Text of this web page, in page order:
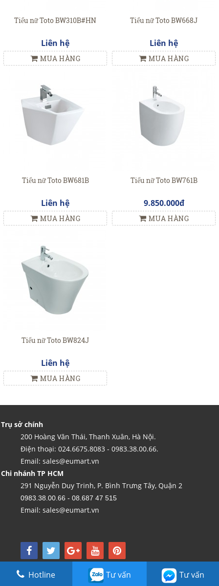
Tiểu nữ Toto BW310B#HN
Liên hệ
MUA HÀNG
Tiểu nữ Toto BW668J
Liên hệ
MUA HÀNG
Tiểu nữ Toto BW681B
Liên hệ
MUA HÀNG
Tiểu nữ Toto BW761B
9.850.000đ
MUA HÀNG
Tiểu nữ Toto BW824J
Liên hệ
MUA HÀNG
Trụ sở chính
200 Hoàng Văn Thái, Thanh Xuân, Hà Nội.
Điện thoại: 024.6675.8083 - 0983.38.00.66.
Email: sales@eumart.vn
Chi nhánh TP HCM
291 Nguyễn Duy Trinh, P. Bình Trưng Tây, Quận 2
0983.38.00.66 - 08.687 47 515
Email: sales@eumart.vn
Hotline Tư vấn Tư vấn
Copyright by Kim Tín LTD - Được vận hành bởi Công ty TNHH Thương mại và nội
thất Kim Tín